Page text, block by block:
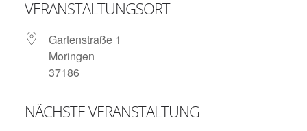
VERANSTALTUNGSORT
Gartenstraße 1
Moringen
37186
NÄCHSTE VERANSTALTUNG